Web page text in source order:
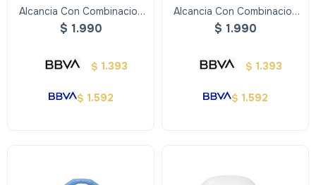
Alcancia Con Combinacion
Digital Rosada
$ 1.990
$ 1.393
$ 1.592
Alcancia Con Combinacion
Digital Negra
$ 1.990
$ 1.393
$ 1.592